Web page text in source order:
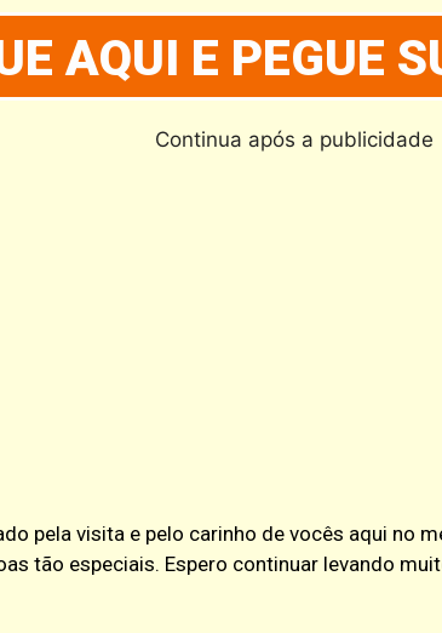
AQUI E PEGUE
Continua após a publicidade
pela visita e pelo carinho de vocês aqui no
tão especiais. Espero continuar levando